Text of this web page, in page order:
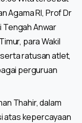
Agama RI, Prof Dr
Tengah Anwar
para Wakil
ratusan atlet,
perguruan
Thahir, dalam
atas kepercayaan